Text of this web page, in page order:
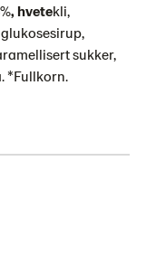
, hvetekli,
sukker,
*Fullkorn.